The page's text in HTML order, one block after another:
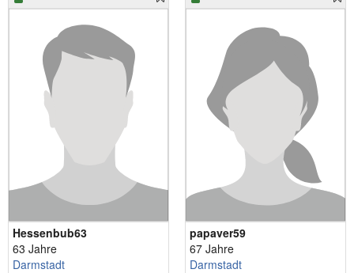
Hessenbub63
63 Jahre
Darmstadt
papaver59
67 Jahre
Darmstadt